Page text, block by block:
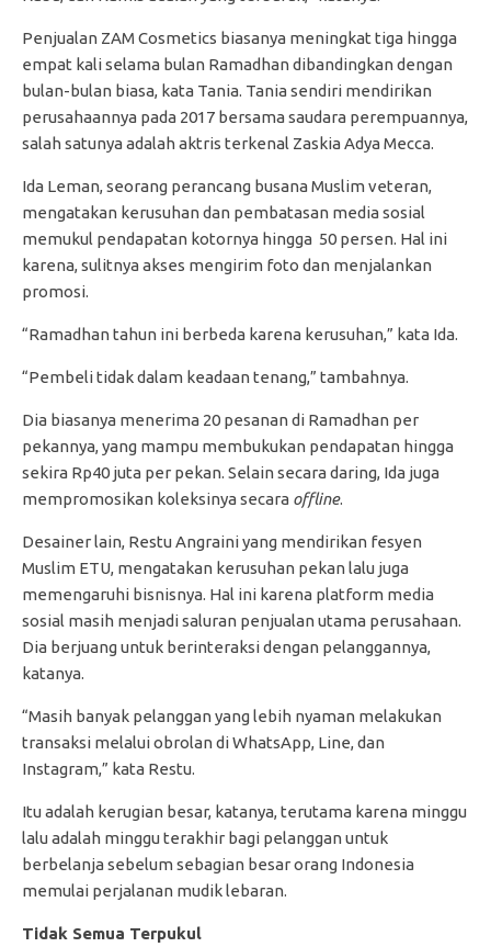
Penjualan ZAM Cosmetics biasanya meningkat tiga hingga
empat kali selama bulan Ramadhan dibandingkan dengan
bulan-bulan biasa, kata Tania. Tania sendiri mendirikan
perusahaannya pada 2017 bersama saudara perempuannya,
salah satunya adalah aktris terkenal Zaskia Adya Mecca.
Ida Leman, seorang perancang busana Muslim veteran,
mengatakan kerusuhan dan pembatasan media sosial
memukul pendapatan kotornya hingga 50 persen. Hal ini
karena, sulitnya akses mengirim foto dan menjalankan
promosi.
“Ramadhan tahun ini berbeda karena kerusuhan,” kata Ida.
“Pembeli tidak dalam keadaan tenang,” tambahnya.
Dia biasanya menerima 20 pesanan di Ramadhan per
pekannya, yang mampu membukukan pendapatan hingga
sekira Rp40 juta per pekan. Selain secara daring, Ida juga
mempromosikan koleksinya secara offline.
Desainer lain, Restu Angraini yang mendirikan fesyen
Muslim ETU, mengatakan kerusuhan pekan lalu juga
memengaruhi bisnisnya. Hal ini karena platform media
sosial masih menjadi saluran penjualan utama perusahaan.
Dia berjuang untuk berinteraksi dengan pelanggannya,
katanya.
“Masih banyak pelanggan yang lebih nyaman melakukan
transaksi melalui obrolan di WhatsApp, Line, dan
Instagram,” kata Restu.
Itu adalah kerugian besar, katanya, terutama karena minggu
lalu adalah minggu terakhir bagi pelanggan untuk
berbelanja sebelum sebagian besar orang Indonesia
memulai perjalanan mudik lebaran.
Tidak Semua Terpukul